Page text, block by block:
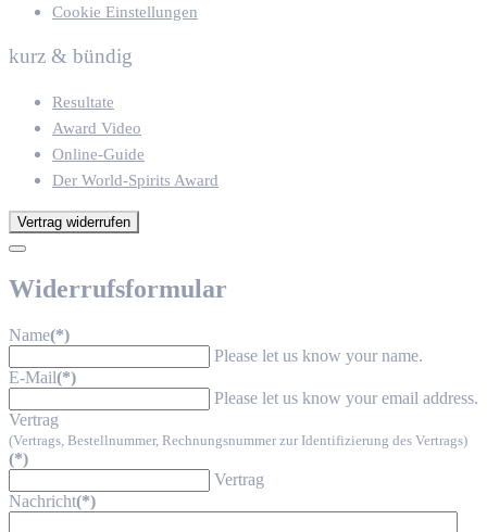
Cookie Einstellungen
kurz & bündig
Resultate
Award Video
Online-Guide
Der World-Spirits Award
Vertrag widerrufen
Widerrufsformular
Name(*)
Please let us know your name.
E-Mail(*)
Please let us know your email address.
Vertrag
(Vertrags, Bestellnummer, Rechnungsnummer zur Identifizierung des Vertrags)
(*)
Vertrag
Nachricht(*)